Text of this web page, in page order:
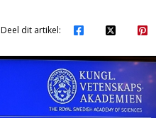
Deel dit artikel: